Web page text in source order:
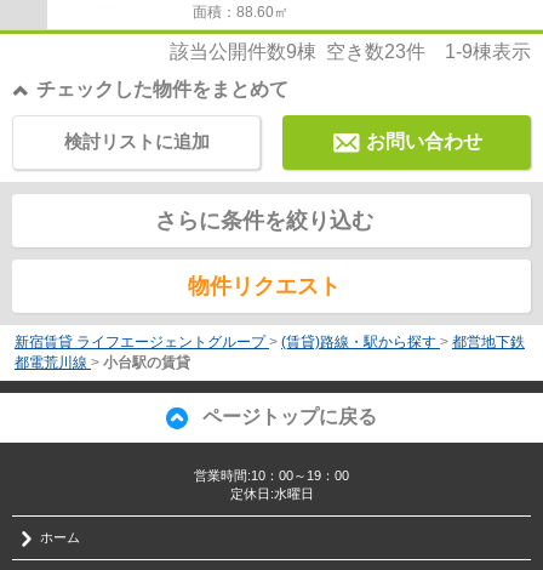
面積：88.60㎡
該当公開件数9棟 空き数23件 1-9棟表示
チェックした物件をまとめて
お問い合わせ
検討リストに追加
さらに条件を絞り込む
物件リクエスト
新宿賃貸 ライフエージェントグループ > (賃貸)路線・駅から探す > 都営地下鉄
都電荒川線 > 小台駅の賃貸
ページトップに戻る
営業時間:10：00～19：00
定休日:水曜日
ホーム